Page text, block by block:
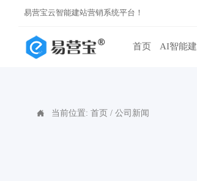
易营宝云智能建站营销系统平台！
首页 AI智能
 当前位置: 首页/ 公司新闻